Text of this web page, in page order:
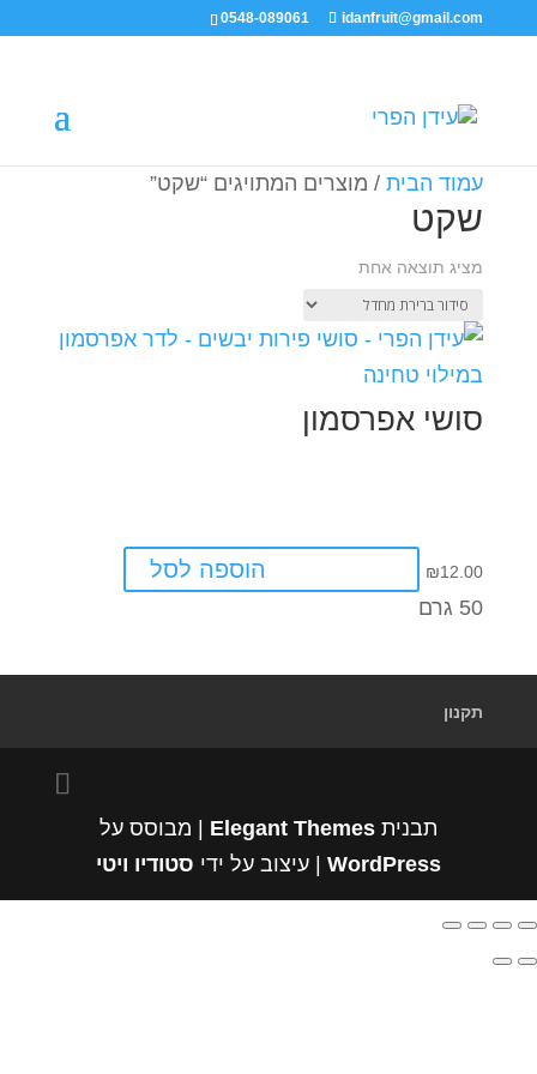
0548-089061 idanfruit@gmail.com
עמוד הבית/ מוצרים המתויגים “שקט”
שקט
מציג תוצאה אחת
סושי אפרסמון
₪12.00 הוספה לסל
50 גרם
תקנון
תבנית Elegant Themes | מבוסס על
WordPress | עיצוב על ידי סטודיו ויטי